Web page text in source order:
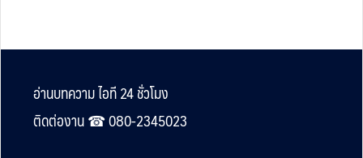
Footer
อ่านบทความ ไอที 24 ชั่วโมง
ติดต่องาน ☎︎ 080-2345023